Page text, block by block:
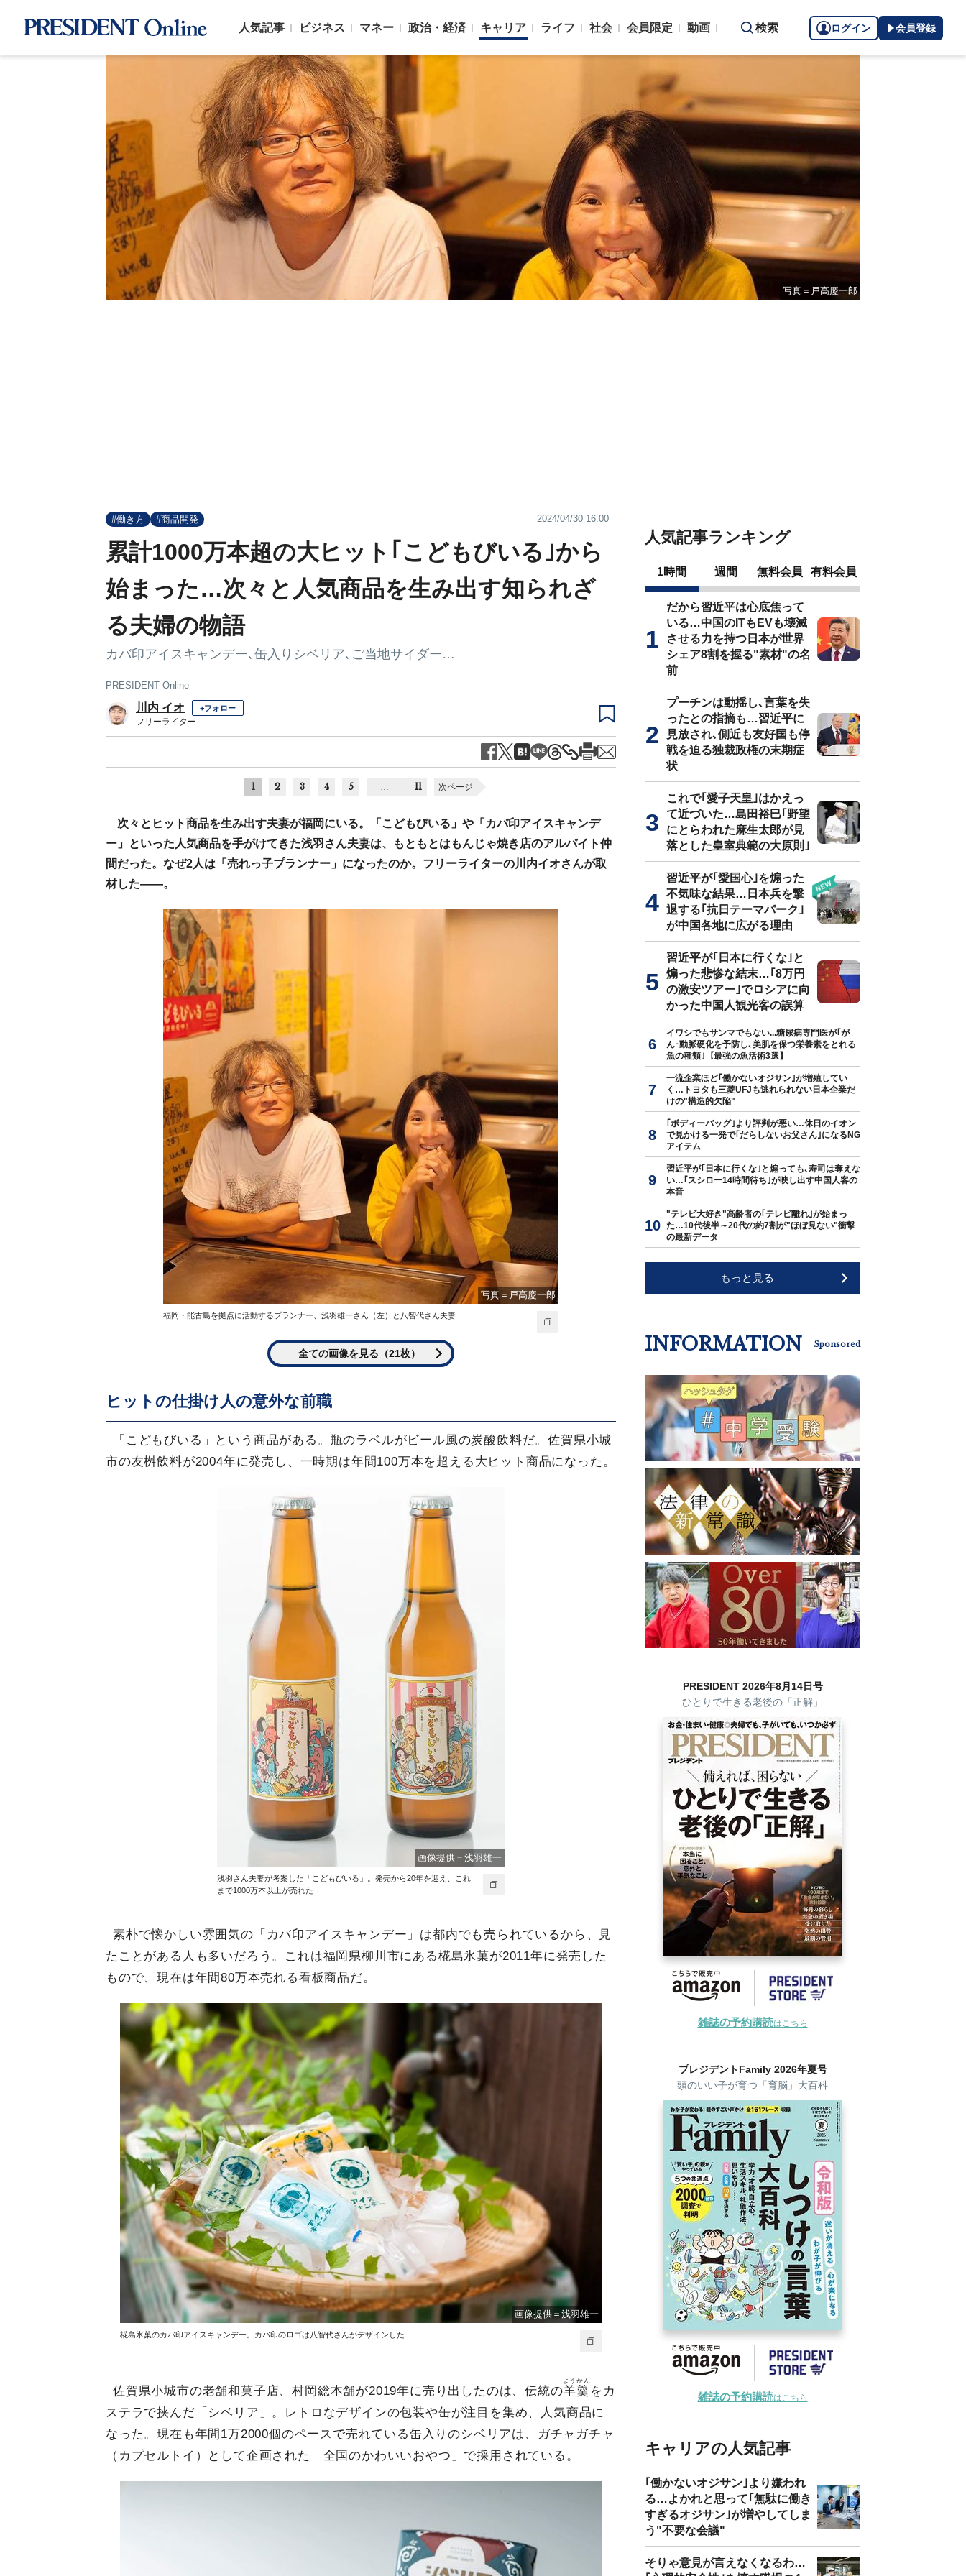
人気記事 ビジネス マネー 政治・経済 キャリア ライフ 社会 会員限定 動画 検索 ログイン 会員登録
写真＝戸高慶一郎
#働き方 #商品開発 2024/04/30 16:00
累計1000万本超の大ヒット｢こどもびいる｣から
始まった…次々と人気商品を生み出す知られざ
る夫婦の物語
カバ印アイスキャンデー､缶入りシベリア､ご当地サイダー…
PRESIDENT Online
川内 イオ +フォロー
フリーライター
1 2 3 4 5 … 11 次ページ
次々とヒット商品を生み出す夫妻が福岡にいる。「こどもびいる」や「カバ印アイスキャンデ
ー」といった人気商品を手がけてきた浅羽さん夫妻は、もともとはもんじゃ焼き店のアルバイト仲
間だった。なぜ2人は「売れっ子プランナー」になったのか。フリーライターの川内イオさんが取
材した――。
写真＝戸高慶一郎
福岡・能古島を拠点に活動するプランナー、浅羽雄一さん（左）と八智代さん夫妻
全ての画像を見る（21枚）
ヒットの仕掛け人の意外な前職
「こどもびいる」という商品がある。瓶のラベルがビール風の炭酸飲料だ。佐賀県小城
市の友桝飲料が2004年に発売し、一時期は年間100万本を超える大ヒット商品になった。
画像提供＝浅羽雄一
浅羽さん夫妻が考案した「こどもびいる」。発売から20年を迎え、これ
まで1000万本以上が売れた
素朴で懐かしい雰囲気の「カバ印アイスキャンデー」は都内でも売られているから、見
たことがある人も多いだろう。これは福岡県柳川市にある椛島氷菓が2011年に発売した
もので、現在は年間80万本売れる看板商品だ。
画像提供＝浅羽雄一
椛島氷菓のカバ印アイスキャンデー。カバ印のロゴは八智代さんがデザインした
佐賀県小城市の老舗和菓子店、村岡総本舗が2019年に売り出したのは、伝統の羊羹
ようかん
をカ
ステラで挟んだ「シベリア」。レトロなデザインの包装や缶が注目を集め、人気商品に
なった。現在も年間1万2000個のペースで売れている缶入りのシベリアは、ガチャガチャ
（カプセルトイ）として企画された「全国のかわいいおやつ」で採用されている。
人気記事ランキング
1時間 週間 無料会員 有料会員
だから習近平は心底焦って
いる…中国のITもEVも壊滅
させる力を持つ日本が世界
シェア8割を握る"素材"の名
前
プーチンは動揺し､言葉を失
ったとの指摘も…習近平に
見放され､側近も友好国も停
戦を迫る独裁政権の末期症
状
これで｢愛子天皇｣はかえっ
て近づいた…島田裕巳｢野望
にとらわれた麻生太郎が見
落とした皇室典範の大原則｣
習近平が｢愛国心｣を煽った
不気味な結果…日本兵を撃
退する｢抗日テーマパーク｣
が中国各地に広がる理由
習近平が｢日本に行くな｣と
煽った悲惨な結末…｢8万円
の激安ツアー｣でロシアに向
かった中国人観光客の誤算
イワシでもサンマでもない...糖尿病専門医が｢が
ん･動脈硬化を予防し､美肌を保つ栄養素をとれる
魚の種類｣【最強の魚活術3選】
一流企業ほど｢働かないオジサン｣が増殖してい
く…トヨタも三菱UFJも逃れられない日本企業だ
けの"構造的欠陥"
｢ボディーバッグ｣より評判が悪い…休日のイオン
で見かける一発で｢だらしないお父さん｣になるNG
アイテム
習近平が｢日本に行くな｣と煽っても､寿司は奪えな
い…｢スシロー14時間待ち｣が映し出す中国人客の
本音
"テレビ大好き"高齢者の｢テレビ離れ｣が始まっ
た…10代後半～20代の約7割が"ほぼ見ない"衝撃
の最新データ
もっと見る
INFORMATION Sponsored
PRESIDENT 2026年8月14日号
ひとりで生きる老後の「正解」
雑誌の予約購読はこちら
プレジデントFamily 2026年夏号
頭のいい子が育つ「育脳」大百科
雑誌の予約購読はこちら
キャリアの人気記事
｢働かないオジサン｣より嫌われ
る…よかれと思って｢無駄に働き
すぎるオジサン｣が増やしてしま
う"不要な会議"
そりゃ意見が言えなくなるわ…